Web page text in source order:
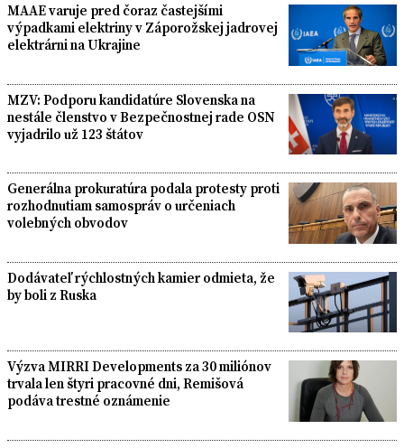
MAAE varuje pred čoraz častejšími
výpadkami elektriny v Záporožskej jadrovej
elektrárni na Ukrajine
MZV: Podporu kandidatúre Slovenska na
nestále členstvo v Bezpečnostnej rade OSN
vyjadrilo už 123 štátov
Generálna prokuratúra podala protesty proti
rozhodnutiam samospráv o určeniach
volebných obvodov
Dodávateľ rýchlostných kamier odmieta, že
by boli z Ruska
Výzva MIRRI Developments za 30 miliónov
trvala len štyri pracovné dni, Remišová
podáva trestné oznámenie